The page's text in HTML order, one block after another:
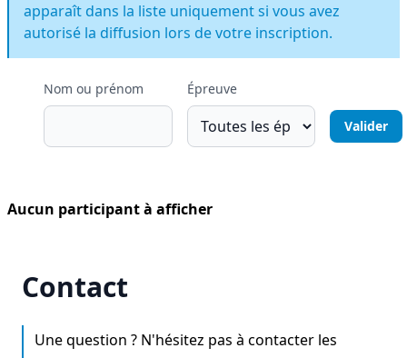
apparaît dans la liste uniquement si vous avez
autorisé la diffusion lors de votre inscription.
Nom ou prénom Épreuve
Aucun participant à afficher
Contact
Une question ? N'hésitez pas à contacter les